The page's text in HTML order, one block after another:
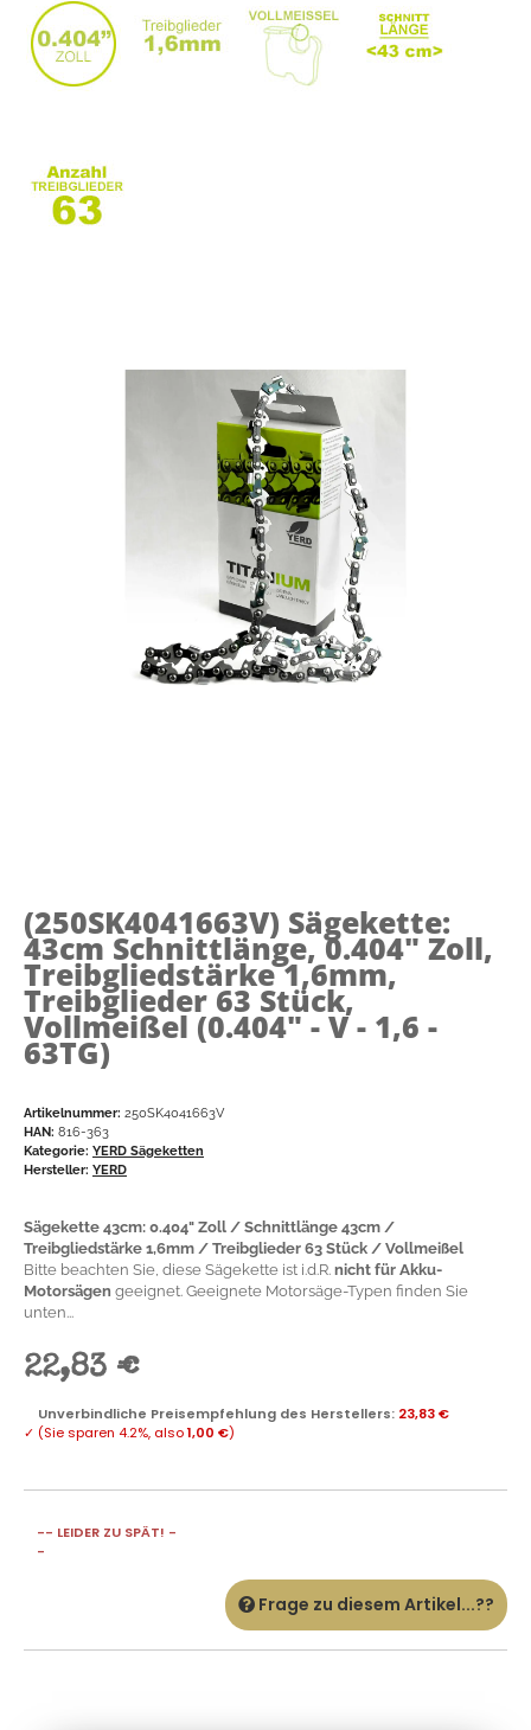
(250SK4041663V) Sägekette:
43cm Schnittlänge, 0.404" Zoll,
Treibgliedstärke 1,6mm,
Treibglieder 63 Stück,
Vollmeißel (0.404" - V - 1,6 -
63TG)
Artikelnummer: 250SK4041663V
HAN: 816-363
Kategorie: YERD Sägeketten
Hersteller: YERD
Sägekette 43cm: 0.404" Zoll / Schnittlänge 43cm /
Treibgliedstärke 1,6mm / Treibglieder 63 Stück / Vollmeißel
Bitte beachten Sie, diese Sägekette ist i.d.R. nicht für Akku-
Motorsägen geeignet. Geeignete Motorsäge-Typen finden Sie
unten...
22,83 €
Unverbindliche Preisempfehlung des Herstellers: 23,83 €
✓ (Sie sparen 4.2%, also1,00 €)
-- LEIDER ZU SPÄT! -
-
Frage zu diesem Artikel...??